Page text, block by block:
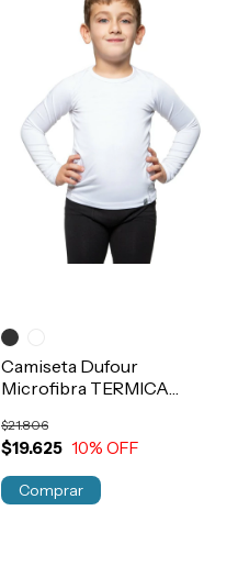
Camiseta Dufour
Microfibra TERMICA
Art.11952
$19.625
$21.806
10% OFF
Comprar